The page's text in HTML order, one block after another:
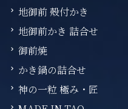
地御前 殻付かき
地御前かき 詰合せ
御前焼
かき鍋の詰合せ
神の一粒 極み・匠